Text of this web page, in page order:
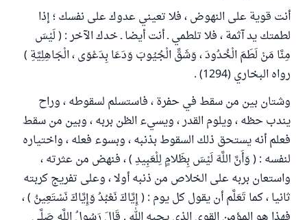
أنت قوية على النهوض ، فلا تعيني عدوك على نفسك ؛ إذا
لطمتك يد آثمة ، فلا تلطمي ـ أنت أيضا ـ خدك الآخر : ( لَيْسَ
مِنَّا مَنْ لَطَمَ الْخُدُودَ ، وَشَقَّ الْجُيُوبَ وَدَعَا بِدَعْوَى ، الْجَاهِلِيَّةِ )
رواه البخاري (1294) .
وشتان بين من سقط في حفرة ، فاستسلم لسقوطه ، وراح
يندب حظه ، ويلوم القدر ، ويسيء الظن بربه ، وبين من سقط
فعلم أنه يستحق ذلك السقوط بذنبه ، وبسوء فعله ، واختياره
لنفسه : ( وَأَنَّ اللَّهَ لَيْسَ بِظَلامٍ لِلْعَبِيدِ ) ، فنهض من عثرته ،
واستعان بربه على الخلاص من ذنبه أولا ، وعلى تفريج كربته
ثانيا ، كما تَعَلَّم أن يقول كل يوم : ( إِيَّاكَ نَعْبُدُ وَإِيَّاكَ نَسْتَعِينُ ) ،